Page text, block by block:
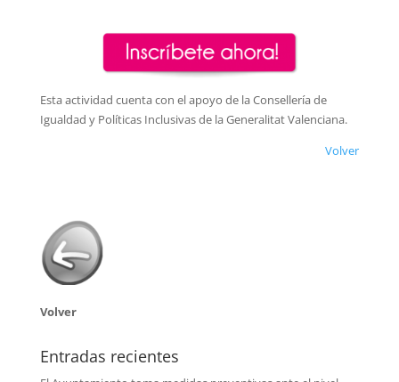
Esta actividad cuenta con el apoyo de la Consellería de
Igualdad y Políticas Inclusivas de la Generalitat Valenciana.
Volver
Volver
Entradas recientes